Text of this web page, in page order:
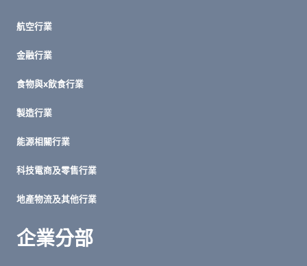
航空行業
金融行業
食物與x飲食行業
製造行業
能源相關行業
科技電商及零售行業
地產物流及其他行業
企業分部